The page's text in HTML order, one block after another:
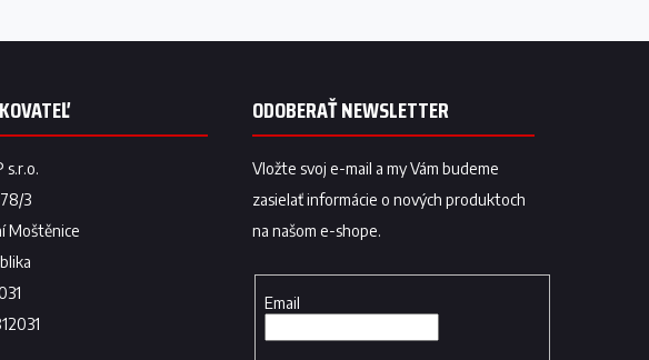
ODOBERAŤ NEWSLETTER
Vložte svoj e-mail a my Vám budeme
zasielať informácie o nových produktoch
na našom e-shope.
Email